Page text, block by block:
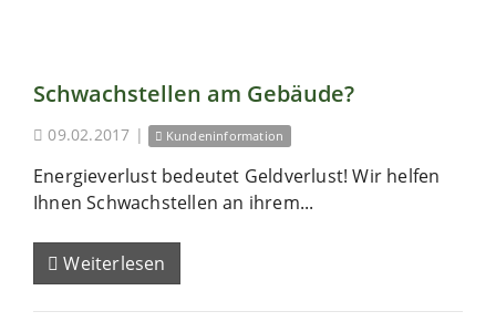
Schwachstellen am Gebäude?
09.02.2017 | Kundeninformation
Energieverlust bedeutet Geldverlust! Wir helfen
Ihnen Schwachstellen an ihrem...
Weiterlesen